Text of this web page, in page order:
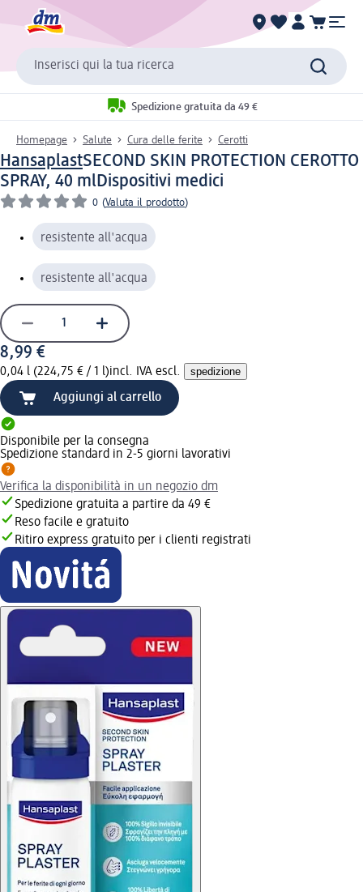
Inserisci qui la tua ricerca
Spedizione gratuita da 49 €
Homepage Salute Cura delle ferite Cerotti
HansaplastSECOND SKIN PROTECTION CEROTTO
SPRAY, 40 mlDispositivi medici
0 (Valuta il prodotto)
resistente all'acqua
resistente all'acqua
8,99 €
0,04 l (224,75 € / 1 l)incl. IVA escl. spedizione
Aggiungi al carrello
Disponibile per la consegna
Spedizione standard in 2-5 giorni lavorativi
Verifica la disponibilità in un negozio dm
Spedizione gratuita a partire da 49 €
Reso facile e gratuito
Ritiro express gratuito per i clienti registrati